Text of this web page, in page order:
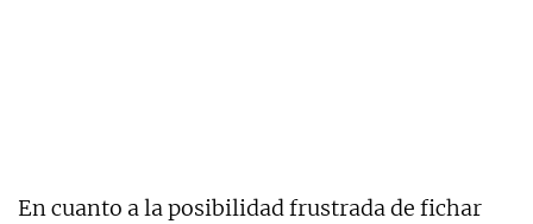
En cuanto a la posibilidad frustrada de fichar